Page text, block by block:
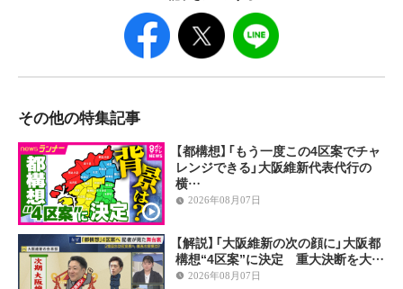
その他の特集記事
【都構想】「もう一度この4区案でチャ
レンジできる」大阪維新代表代行の
横…
2026年08月07日
【解説】「大阪維新の次の顔に」大阪都
構想“4区案”に決定 重大決断を大…
2026年08月07日